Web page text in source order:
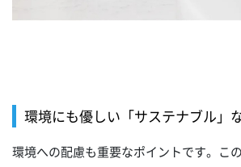
環境にも優しい「サステナブル」
環境への配慮も重要なポイントです。こ